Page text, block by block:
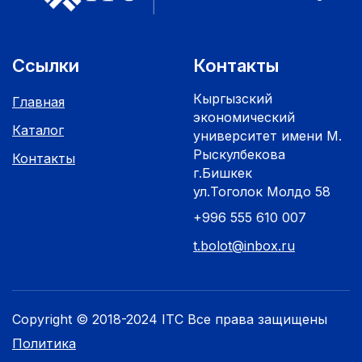
Ссылки
Главная
Каталог
Контакты
Контакты
Кыргызский
экономический
университет имени М.
Рыскулбекова
г.Бишкек
ул.Тоголок Молдо 58
+996 555 610 007
t.bolot@inbox.ru
Copyright © 2018-2024 ITC Все права защищены
Политика